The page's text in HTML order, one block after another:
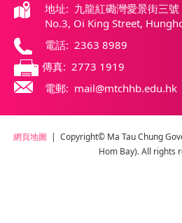
地址: 九龍紅磡灣愛景街三號
No.3, Oi King Street,
電話: 2363 8989
傳真: 2773 1919
電郵: mail@mtchhb.edu.hk
網頁地圖 | Copyright© Ma Tau Chung
Hom Bay). All rights